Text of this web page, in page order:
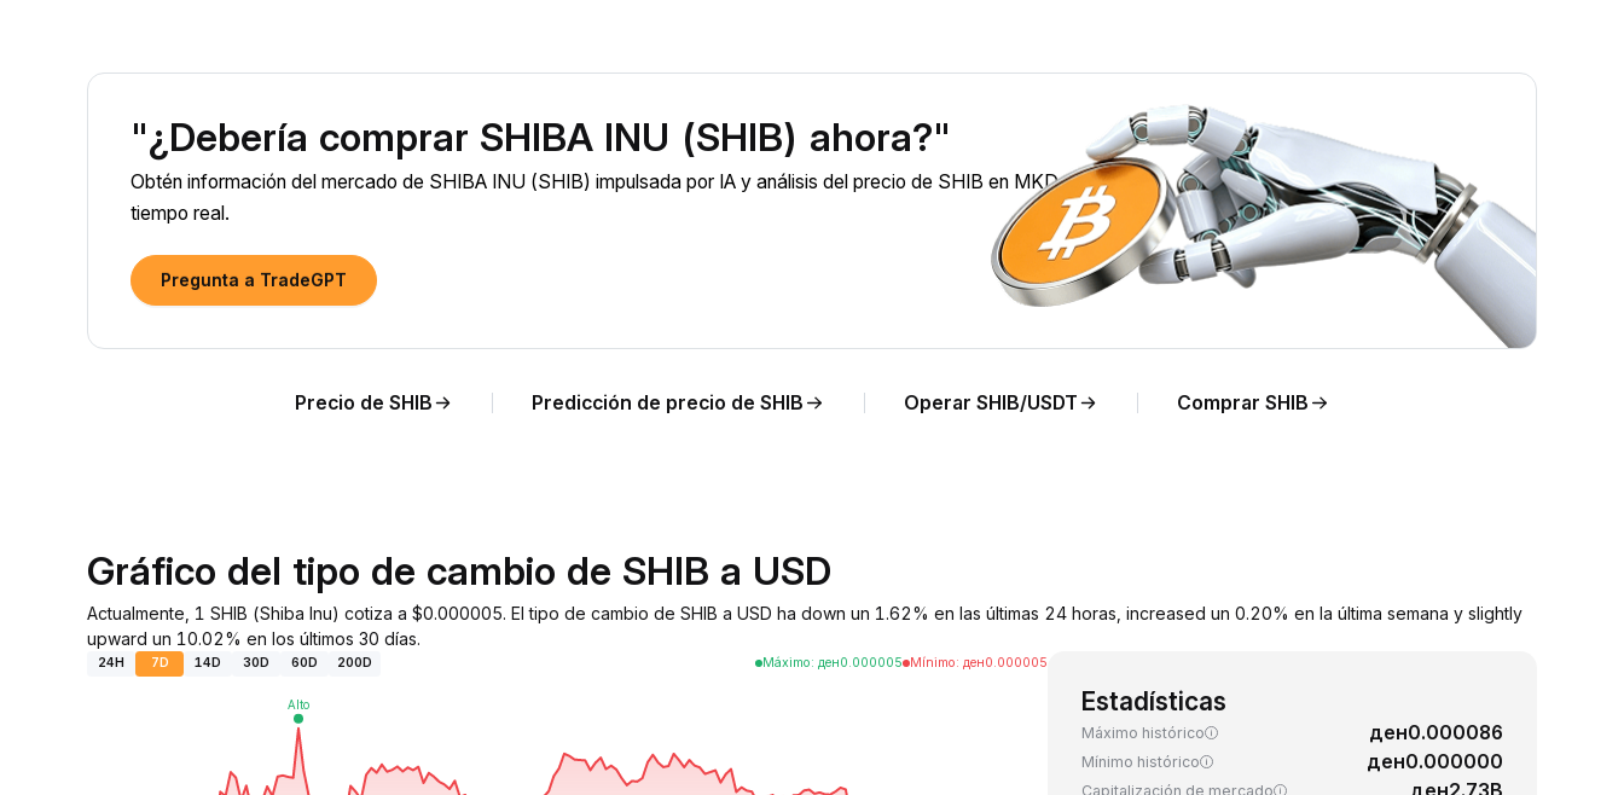
"¿Debería comprar SHIBA INU (SHIB) ahora?"
Obtén información del mercado de SHIBA INU (SHIB) impulsada por IA y análisis del precio de SHIB en MKD en
tiempo real.
Pregunta a TradeGPT
Precio de SHIB Predicción de precio de SHIB Operar SHIB/USDT Comprar SHIB
Gráfico del tipo de cambio de SHIB a USD
Actualmente, 1 SHIB (Shiba Inu) cotiza a $0.000005. El tipo de cambio de SHIB a USD ha down un 1.62% en las últimas 24 horas, increased un 0.20% en la última semana y slightly
upward un 10.02% en los últimos 30 días.
24H 7D 14D 30D 60D 200D Máximo: ден0.000005 Mínimo: ден0.000005
Estadísticas
Máximo histórico ден0.000086
Mínimo histórico ден0.000000
Capitalización de mercado ден2.73B